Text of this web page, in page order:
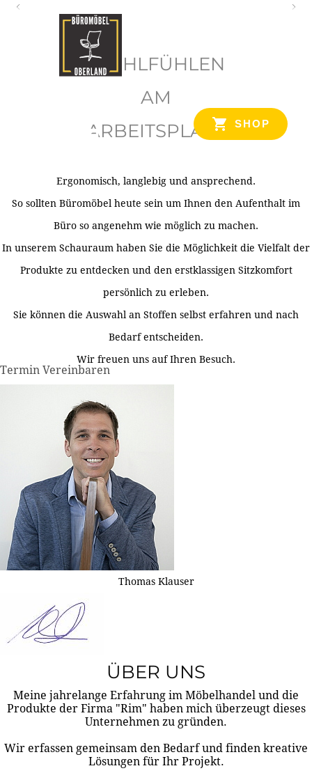
SHOP
WOHLFÜHLEN
AM
ARBEITSPLATZ
Ergonomisch, langlebig und ansprechend.
So sollten Büromöbel heute sein um Ihnen den Aufenthalt im
Büro so angenehm wie möglich zu machen.
In unserem Schauraum haben Sie die Möglichkeit die Vielfalt der
Produkte zu entdecken und den erstklassigen Sitzkomfort
persönlich zu erleben.
Sie können die Auswahl an Stoffen selbst erfahren und nach
Bedarf entscheiden.
Wir freuen uns auf Ihren Besuch.
Termin Vereinbaren
Thomas Klauser
ÜBER UNS
Meine jahrelange Erfahrung im Möbelhandel und die
Produkte der Firma "Rim" haben mich überzeugt dieses
Unternehmen zu gründen.
Wir erfassen gemeinsam den Bedarf und finden kreative
Lösungen für Ihr Projekt.